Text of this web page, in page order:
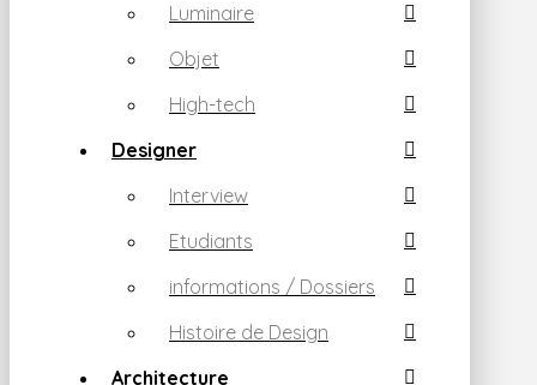
Luminaire
Objet
High-tech
Designer
Interview
Etudiants
informations / Dossiers
Histoire de Design
Architecture